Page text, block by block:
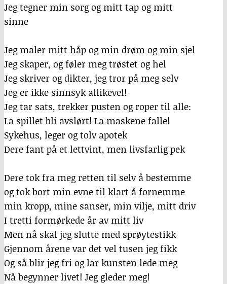
Jeg tegner min sorg og mitt tap og mitt
sinne
Jeg maler mitt håp og min drøm og min sjel
Jeg skaper, og føler meg trøstet og hel
Jeg skriver og dikter, jeg tror på meg selv
Jeg er ikke sinnsyk allikevel!
Jeg tar sats, trekker pusten og roper til alle:
La spillet bli avslørt! La maskene falle!
Sykehus, leger og tolv apotek
Dere fant på et lettvint, men livsfarlig pek
Dere tok fra meg retten til selv å bestemme
og tok bort min evne til klart å fornemme
min kropp, mine sanser, min vilje, mitt driv
I tretti formørkede år av mitt liv
Men nå skal jeg slutte med sprøytestikk
Gjennom årene var det vel tusen jeg fikk
Og så blir jeg fri og lar kunsten lede meg
Nå begynner livet! Jeg gleder meg!